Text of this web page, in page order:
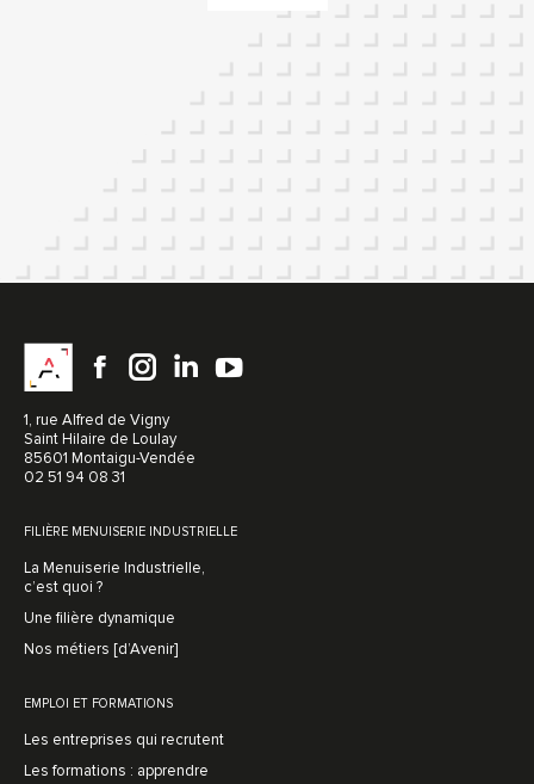
1, rue Alfred de Vigny
Saint Hilaire de Loulay
85601 Montaigu-Vendée
02 51 94 08 31
FILIÈRE MENUISERIE INDUSTRIELLE
La Menuiserie Industrielle,
c’est quoi ?
Une filière dynamique
Nos métiers [d’Avenir]
EMPLOI ET FORMATIONS
Les entreprises qui recrutent
Les formations : apprendre